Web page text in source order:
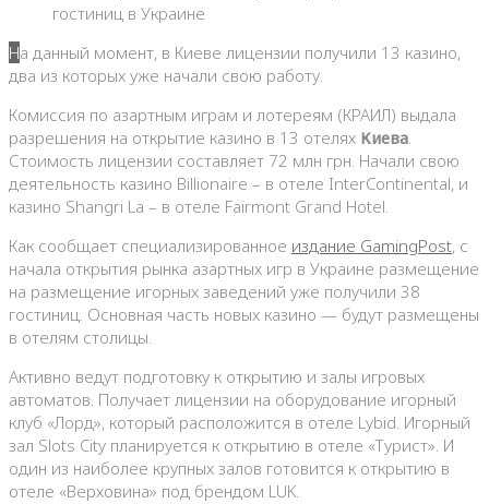
На данный момент, в Киеве лицензии получили 13 казино,
два из которых уже начали свою работу.
Комиссия по азартным играм и лотереям (КРАИЛ) выдала
разрешения на открытие казино в 13 отелях Киева.
Стоимость лицензии составляет 72 млн грн. Начали свою
деятельность казино Billionaire – в отеле InterContinental, и
казино Shangri La – в отеле Fairmont Grand Hotel.
Как сообщает специализированное издание GamingPost, с
начала открытия рынка азартных игр в Украине размещение
на размещение игорных заведений уже получили 38
гостиниц. Основная часть новых казино — будут размещены
в отелям столицы.
Активно ведут подготовку к открытию и залы игровых
автоматов. Получает лицензии на оборудование игорный
клуб «Лорд», который расположится в отеле Lybid. Игорный
зал Slots City планируется к открытию в отеле «Турист». И
один из наиболее крупных залов готовится к открытию в
отеле «Верховина» под брендом LUK.